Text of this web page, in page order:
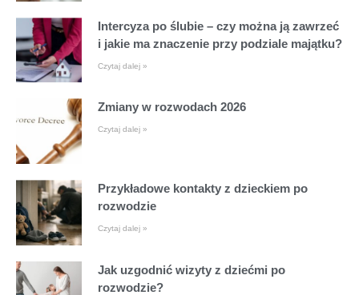
Intercyza po ślubie – czy można ją zawrzeć
i jakie ma znaczenie przy podziale majątku?
Czytaj dalej »
Zmiany w rozwodach 2026
Czytaj dalej »
Przykładowe kontakty z dzieckiem po
rozwodzie
Czytaj dalej »
Jak uzgodnić wizyty z dziećmi po
rozwodzie?